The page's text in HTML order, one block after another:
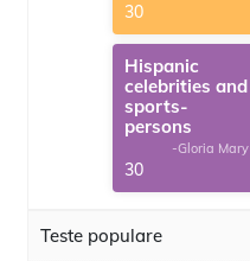
30
Hispanic
celebrities and
sports-
persons
-Gloria Mary
30
Teste populare